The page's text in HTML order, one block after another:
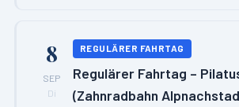
8
SEP
Di
REGULÄRER FAHRTAG
Regulärer Fahrtag –
(Zahnradbahn